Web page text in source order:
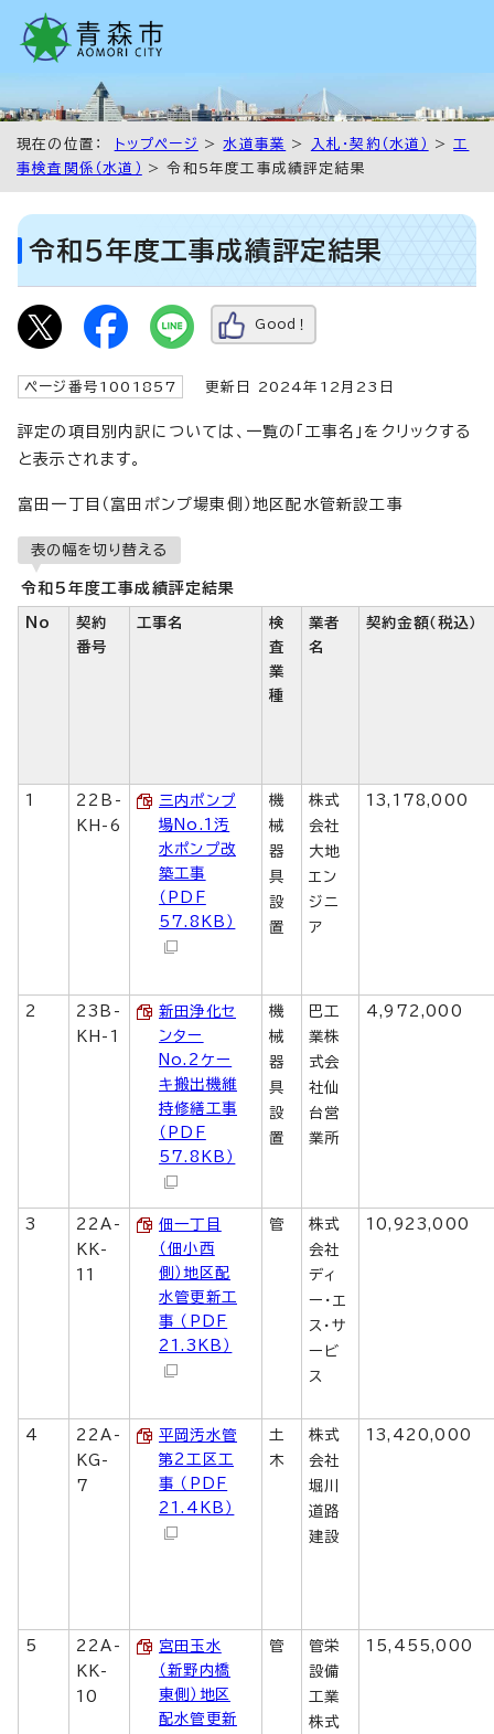
現在の位置： トップページ >水道事業 > 入札・契約（水道） >工
事検査関係（水道）
> 令和5年度工事成績評定結果
令和5年度工事成績評定結果
Good！
ページ番号1001857 更新日 2024年12月23日
評定の項目別内訳については、一覧の「工事名」をクリックする
と表示されます。
富田一丁目（富田ポンプ場東側）地区配水管新設工事
表の幅を切り替える
令和5年度工事成績評定結果
No
契約
番号
工事名
検
査
業
種
業者
名
契約金額（税込）
1
22B-
KH-6
三内ポンプ
場No.1汚
水ポンプ改
築工事
（PDF
57.8KB）
機
械
器
具
設
置
株式
会社
大地
エン
ジニ
ア
13,178,000
2
23B-
KH-1
新田浄化セ
ンター
No.2ケー
キ搬出機維
持修繕工事
（PDF
57.8KB）
機
械
器
具
設
置
巴工
業株
式会
社仙
台営
業所
4,972,000
3
22A-
KK-
11
佃一丁目
（佃小西
側）地区配
水管更新工
事 （PDF
21.3KB）
管
株式
会社
ディ
ー・エ
ス・サ
ービ
ス
10,923,000
4
22A-
KG-
7
平岡汚水管
第2工区工
事 （PDF
21.4KB）
土
木
株式
会社
堀川
道路
建設
13,420,000
5
22A-
KK-
10
宮田玉水
（新野内橋
東側）地区
配水管更新
管
管栄
設備
工業
株式
15,455,000